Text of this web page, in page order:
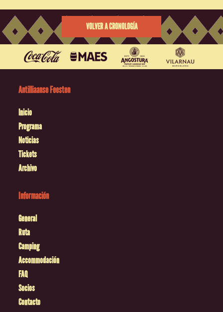
VOLVER A CRONOLOGÍA
Antilliaanse Feesten
Inicio
Programa
Noticias
Tickets
Archivo
Información
General
Ruta
Camping
Accommodación
FAQ
Socios
Contacto